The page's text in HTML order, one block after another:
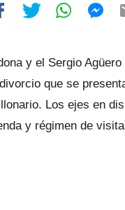
y el Sergio
que se
Los ejes en
y régimen de